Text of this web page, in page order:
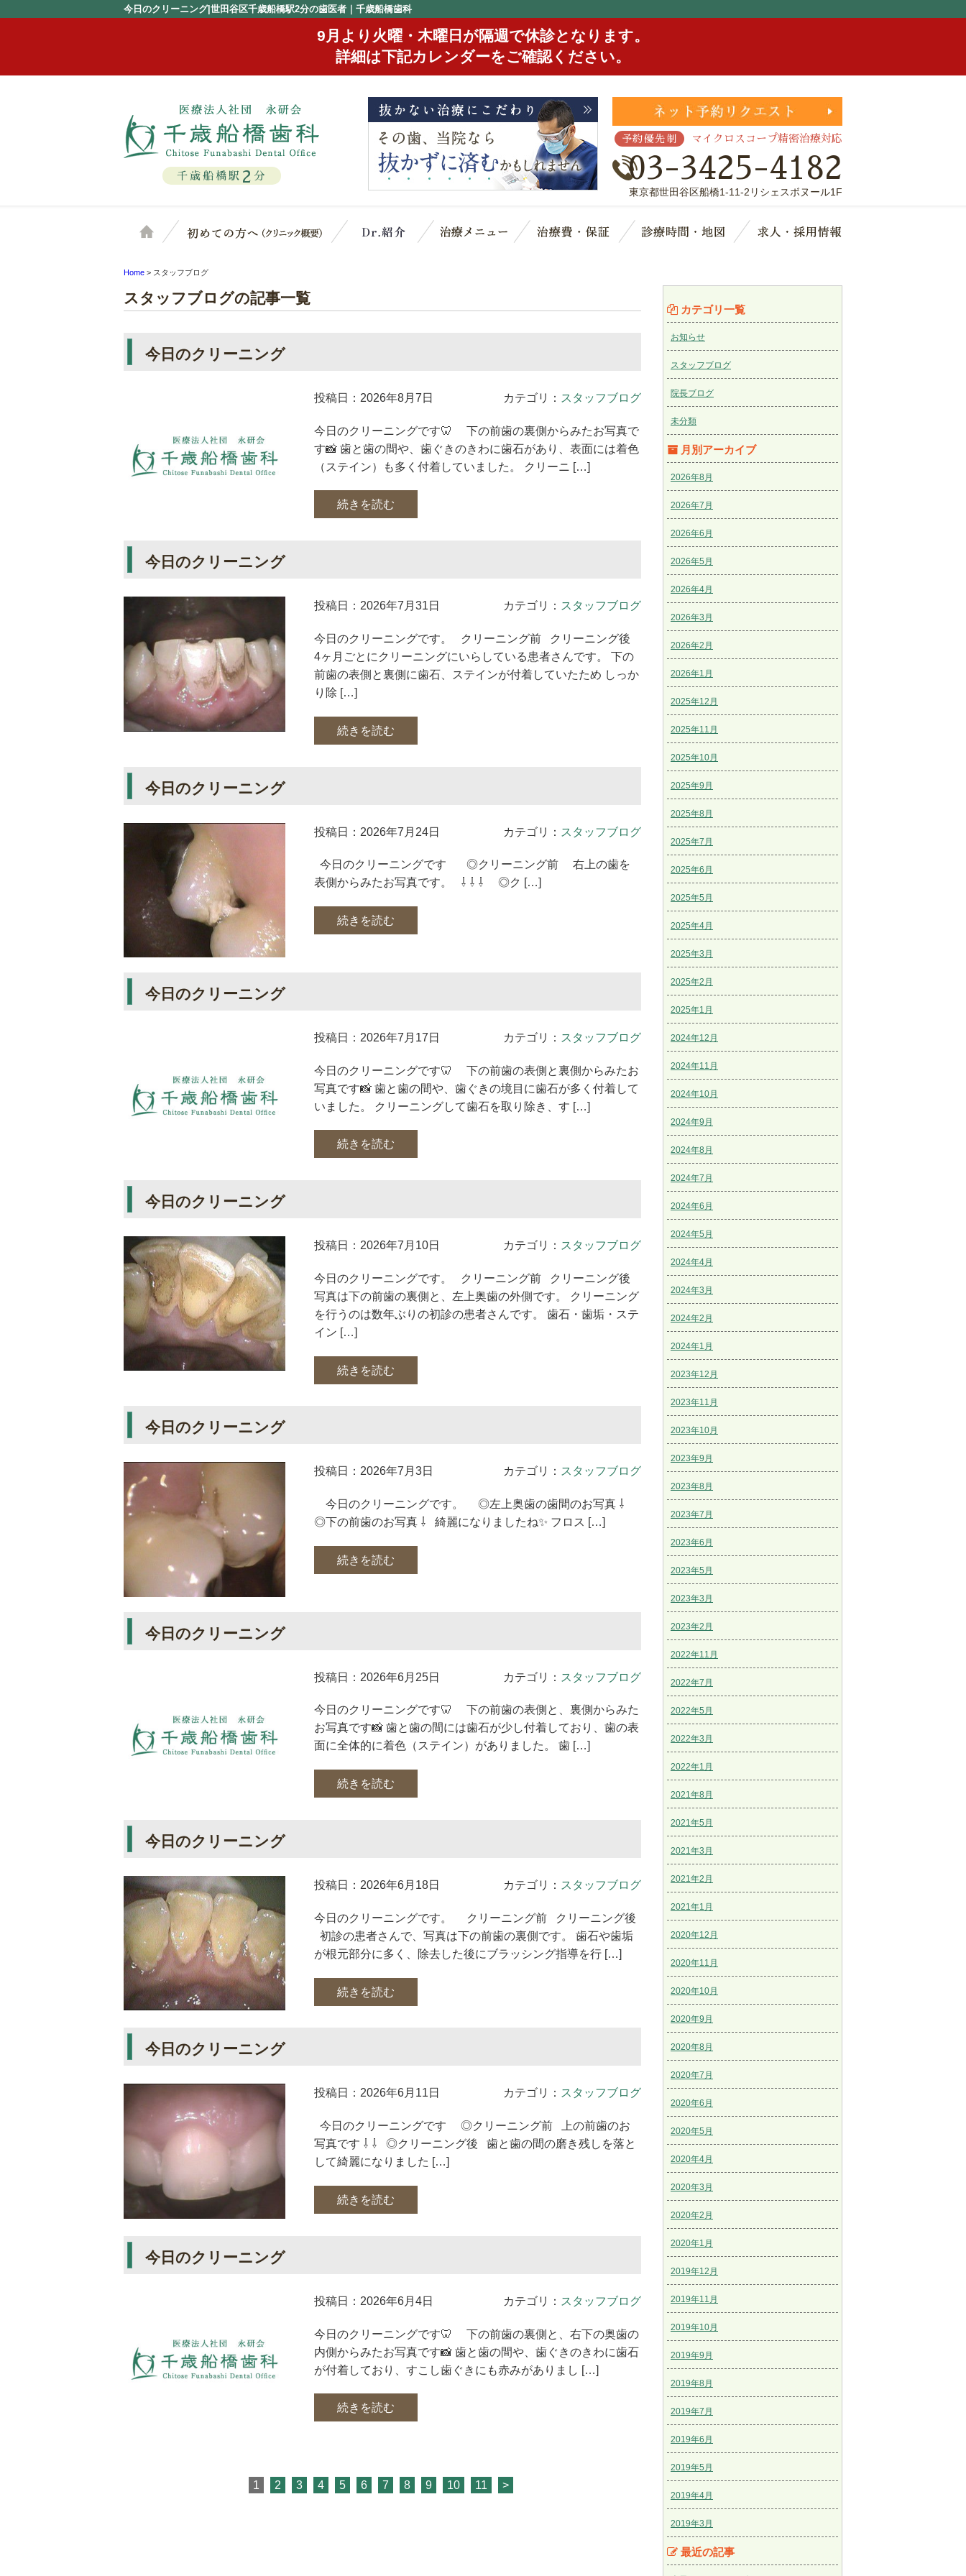
今日のクリーニング|世田谷区千歳船橋駅2分の歯医者｜千歳船橋歯科
9月より火曜・木曜日が隔週で休診となります。
詳細は下記カレンダーをご確認ください。
千歳船橋駅 2 分
予約優先制 マイクロスコープ精密治療対応
03-3425-4182
東京都世田谷区船橋1-11-2リシェスボヌール1F
ホーム クリニック概要(初めての方へ)
スタッフ紹介 治療メニュー 治療費・保証 診療時間・地図
Home > スタッフブログ
スタッフブログの記事一覧
今日のクリーニング
投稿日：2026年8月7日 カテゴリ： スタッフブログ
今日のクリーニングです🦷 下の前歯の裏側からみたお写真で
す📸 歯と歯の間や、歯ぐきのきわに歯石があり、表面には着色
（ステイン）も多く付着していました。 クリーニ […]
続きを読む
今日のクリーニング
投稿日：2026年7月31日 カテゴリ： スタッフブログ
今日のクリーニングです。 クリーニング前 クリーニング後
4ヶ月ごとにクリーニングにいらしている患者さんです。 下の
前歯の表側と裏側に歯石、ステインが付着していたため しっか
り除 […]
続きを読む
今日のクリーニング
投稿日：2026年7月24日 カテゴリ： スタッフブログ
今日のクリーニングです ◎クリーニング前 右上の歯を
表側からみたお写真です。 ⇩ ⇩ ⇩ ◎ク […]
続きを読む
今日のクリーニング
投稿日：2026年7月17日 カテゴリ： スタッフブログ
今日のクリーニングです🦷 下の前歯の表側と裏側からみたお
写真です📸 歯と歯の間や、歯ぐきの境目に歯石が多く付着して
いました。 クリーニングして歯石を取り除き、す […]
続きを読む
今日のクリーニング
投稿日：2026年7月10日 カテゴリ： スタッフブログ
今日のクリーニングです。 クリーニング前 クリーニング後
写真は下の前歯の裏側と、左上奥歯の外側です。 クリーニング
を行うのは数年ぶりの初診の患者さんです。 歯石・歯垢・ステ
イン […]
続きを読む
今日のクリーニング
投稿日：2026年7月3日 カテゴリ： スタッフブログ
今日のクリーニングです。 ◎左上奥歯の歯間のお写真 ⇩
◎下の前歯のお写真 ⇩ 綺麗になりましたね✨ フロス […]
続きを読む
今日のクリーニング
投稿日：2026年6月25日 カテゴリ： スタッフブログ
今日のクリーニングです🦷 下の前歯の表側と、裏側からみた
お写真です📸 歯と歯の間には歯石が少し付着しており、歯の表
面に全体的に着色（ステイン）がありました。 歯 […]
続きを読む
今日のクリーニング
投稿日：2026年6月18日 カテゴリ： スタッフブログ
今日のクリーニングです。 クリーニング前 クリーニング後
初診の患者さんで、写真は下の前歯の裏側です。 歯石や歯垢
が根元部分に多く、除去した後にブラッシング指導を行 […]
続きを読む
今日のクリーニング
投稿日：2026年6月11日 カテゴリ： スタッフブログ
今日のクリーニングです ◎クリーニング前 上の前歯のお
写真です ⇩ ⇩ ◎クリーニング後 歯と歯の間の磨き残しを落と
して綺麗になりました […]
続きを読む
今日のクリーニング
投稿日：2026年6月4日 カテゴリ： スタッフブログ
今日のクリーニングです🦷 下の前歯の裏側と、右下の奥歯の
内側からみたお写真です📸 歯と歯の間や、歯ぐきのきわに歯石
が付着しており、すこし歯ぐきにも赤みがありまし […]
続きを読む
1 2 3 4 5 6 7 8 9 10 11 >
カテゴリ一覧
お知らせ
スタッフブログ
院長ブログ
未分類
月別アーカイブ
2026年8月
2026年7月
2026年6月
2026年5月
2026年4月
2026年3月
2026年2月
2026年1月
2025年12月
2025年11月
2025年10月
2025年9月
2025年8月
2025年7月
2025年6月
2025年5月
2025年4月
2025年3月
2025年2月
2025年1月
2024年12月
2024年11月
2024年10月
2024年9月
2024年8月
2024年7月
2024年6月
2024年5月
2024年4月
2024年3月
2024年2月
2024年1月
2023年12月
2023年11月
2023年10月
2023年9月
2023年8月
2023年7月
2023年6月
2023年5月
2023年3月
2023年2月
2022年11月
2022年7月
2022年5月
2022年3月
2022年1月
2021年8月
2021年5月
2021年3月
2021年2月
2021年1月
2020年12月
2020年11月
2020年10月
2020年9月
2020年8月
2020年7月
2020年6月
2020年5月
2020年4月
2020年3月
2020年2月
2020年1月
2019年12月
2019年11月
2019年10月
2019年9月
2019年8月
2019年7月
2019年6月
2019年5月
2019年4月
2019年3月
最近の記事